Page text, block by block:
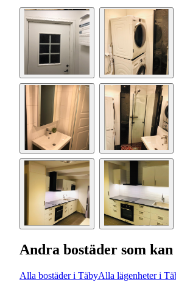
Andra bostäder som kan
Alla bostäder i TäbyAlla lägenheter i